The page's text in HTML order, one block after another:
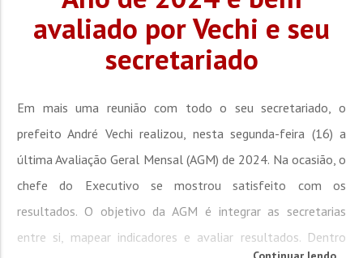
avaliado por Vechi e seu
secretariado
Em mais uma reunião com todo o seu secretariado, o
prefeito André Vechi realizou, nesta segunda-feira (16) a
última Avaliação Geral Mensal (AGM) de 2024. Na ocasião, o
chefe do Executivo se mostrou satisfeito com os
resultados. O objetivo da AGM é integrar as secretarias
entre si, mapear indicadores e avaliar resultados. Dentro